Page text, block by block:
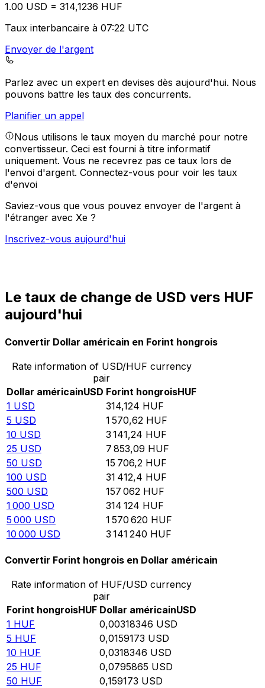
1.00 USD = 314,1236 HUF
Taux interbancaire à 07:22 UTC
Envoyer de l'argent
Parlez avec un expert en devises dès aujourd'hui. Nous
pouvons battre les taux des concurrents.
Planifier un appel
Nous utilisons le taux moyen du marché pour notre
convertisseur. Ceci est fourni à titre informatif
uniquement. Vous ne recevrez pas ce taux lors de
l'envoi d'argent. Connectez-vous pour voir les taux
d'envoi
Saviez-vous que vous pouvez envoyer de l'argent à
l'étranger avec Xe ?
Inscrivez-vous aujourd'hui
Le taux de change de USD vers HUF
aujourd'hui
Convertir Dollar américain en Forint hongrois
Rate information of USD/HUF currency
pair
Dollar américainUSD Forint hongroisHUF
1 USD 314,124 HUF
5 USD 1 570,62 HUF
10 USD 3 141,24 HUF
25 USD 7 853,09 HUF
50 USD 15 706,2 HUF
100 USD 31 412,4 HUF
500 USD 157 062 HUF
1 000 USD 314 124 HUF
5 000 USD 1 570 620 HUF
10 000 USD 3 141 240 HUF
Convertir Forint hongrois en Dollar américain
Rate information of HUF/USD currency
pair
Forint hongroisHUF Dollar américainUSD
1 HUF 0,00318346 USD
5 HUF 0,0159173 USD
10 HUF 0,0318346 USD
25 HUF 0,0795865 USD
50 HUF 0,159173 USD